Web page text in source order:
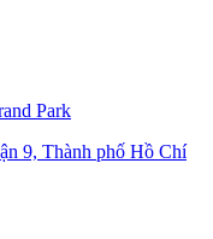
Park
9, Thành phố Hồ Chí